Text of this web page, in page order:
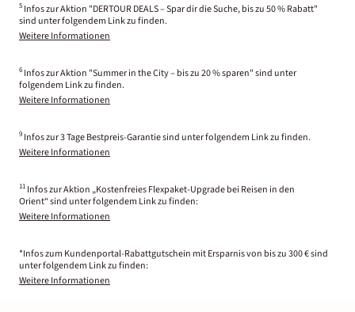
5 Infos zur Aktion "DERTOUR DEALS – Spar dir die Suche, bis zu 50 % Rabatt"
sind unter folgendem Link zu finden.
Weitere Informationen
6 Infos zur Aktion "Summer in the City – bis zu 20 % sparen" sind unter
folgendem Link zu finden.
Weitere Informationen
9 Infos zur 3 Tage Bestpreis-Garantie sind unter folgendem Link zu finden.
Weitere Informationen
11 Infos zur Aktion „Kostenfreies Flexpaket-Upgrade bei Reisen in den
Orient“ sind unter folgendem Link zu finden:
Weitere Informationen
*Infos zum Kundenportal-Rabattgutschein mit Ersparnis von bis zu 300 € sind
unter folgendem Link zu finden:
Weitere Informationen